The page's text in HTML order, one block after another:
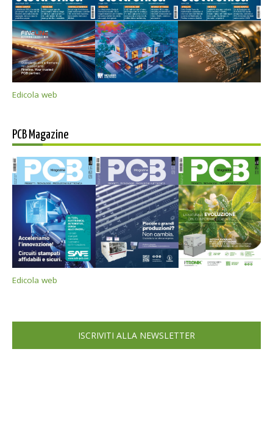
Edicola web
PCB Magazine
Edicola web
ISCRIVITI ALLA NEWSLETTER